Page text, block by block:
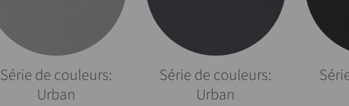
Série de couleurs:
Urban
Série de couleurs:
Urban